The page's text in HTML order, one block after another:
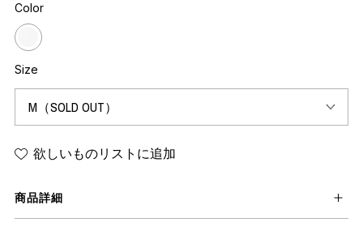
Color
Size
欲しいものリストに追加
商品詳細